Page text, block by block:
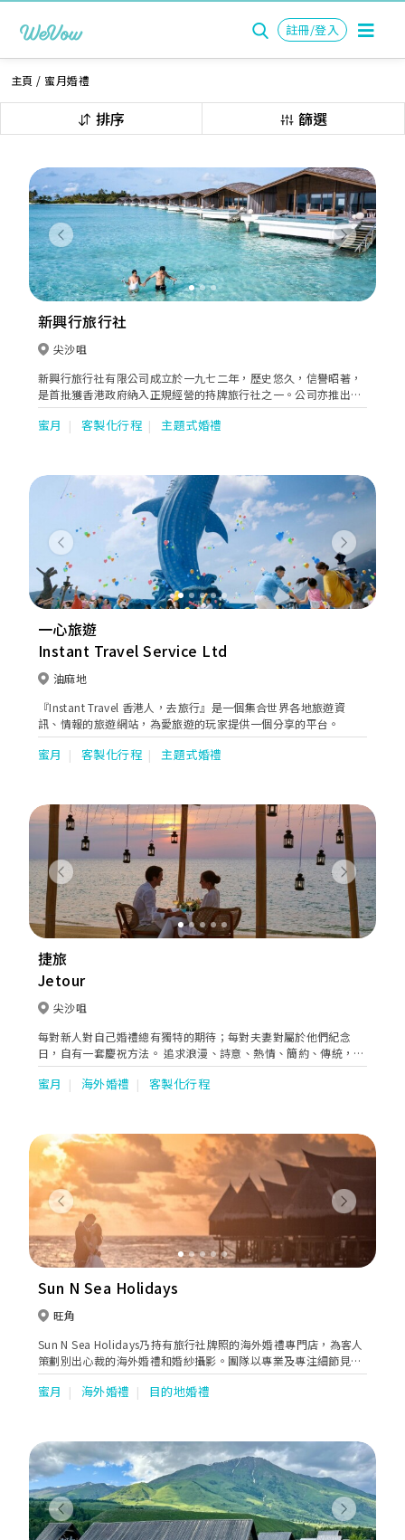
註冊/登入
主頁 / 蜜月婚禮
排序 篩選
Previous Next
新興行旅行社
尖沙咀
新興行旅行社有限公司成立於一九七二年，歷史悠久，信譽昭著，
是首批獲香港政府納入正規經營的持牌旅行社之一。公司亦推出自
由行套票服務，讓有興趣人士自行計劃他們的行程。
蜜月 客製化行程 主題式婚禮
Previous Next
一心旅遊
Instant Travel Service Ltd
油麻地
『Instant Travel 香港人，去旅行』是一個集合世界各地旅遊資
訊、情報的旅遊網站，為愛旅遊的玩家提供一個分享的平台。
蜜月 客製化行程 主題式婚禮
Previous Next
捷旅
Jetour
尖沙咀
每對新人對自己婚禮總有獨特的期待；每對夫妻對屬於他們紀念
日，自有一套慶祝方法。 追求浪漫、詩意、熱情、簡約、傳統，還
是靈性，您倆的婚旅絕不應受到地域的限制。 憑著超過40年的專
業和豐富的旅遊策劃經驗，捷旅能為您們在遠至唯美雪國的芬蘭、
來賓旅程，一一代辦，目的只為您能擁有屬於自己風格的海外婚
旅。
蜜月 海外婚禮 客製化行程
Previous Next
Sun N Sea Holidays
旺角
Sun N Sea Holidays乃持有旅行社牌照的海外婚禮專門店，為客人
策劃別出心裁的海外婚禮和婚紗攝影。團隊以專業及專注細節見
稱，為忙碌而追求高質素的客人提供方便、快捷、準確的一站式婚
旅服務。短短數年間，公司已為數千對新人策劃結婚、蜜月、驚喜
蜜月 海外婚禮 目的地婚禮
Previous Next